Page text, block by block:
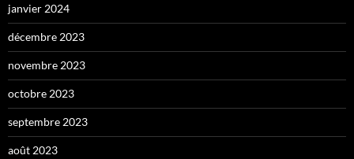
janvier 2024
décembre 2023
novembre 2023
octobre 2023
septembre 2023
août 2023